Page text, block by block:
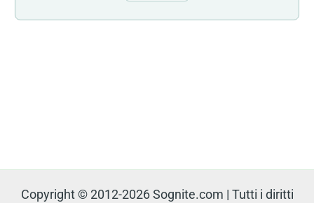
Copyright © 2012-2026 Sognite.com | Tutti i diritti